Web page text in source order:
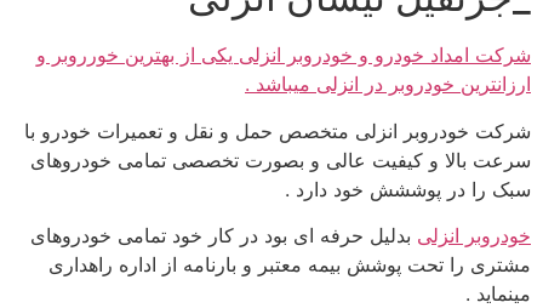
شرکت امداد خودرو و خودروبر انزلی یکی از بهترین خورروبر و
ارزانترین خودروبر در انزلی میباشد .
شرکت خودروبر انزلی متخصص حمل و نقل و تعمیرات خودرو با
سرعت بالا و کیفیت عالی و بصورت تخصصی تمامی خودروهای
سبک را در پوششش خود دارد .
خودروبر انزلی بدلیل حرفه ای بود در کار خود تمامی خودروهای
مشتری را تحت پوشش بیمه معتبر و بارنامه از اداره راهداری
مینماید .